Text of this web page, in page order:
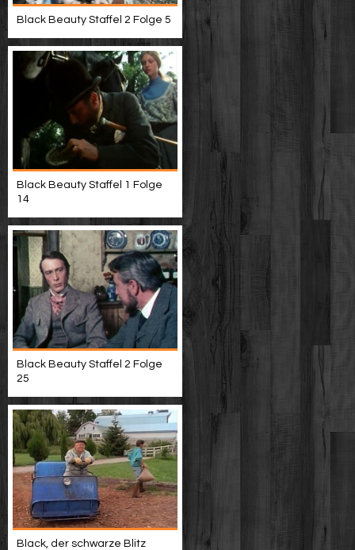
Black Beauty Staffel 2 Folge 5
Black Beauty Staffel 1 Folge
14
Black Beauty Staffel 2 Folge
25
Black, der schwarze Blitz